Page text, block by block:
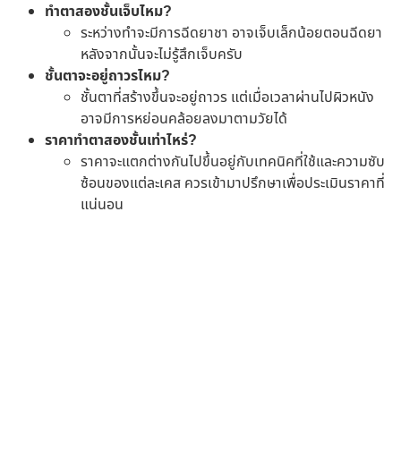
ทำตาสองชั้นเจ็บไหม?
ระหว่างทำจะมีการฉีดยาชา อาจเจ็บเล็กน้อยตอนฉีดยา
หลังจากนั้นจะไม่รู้สึกเจ็บครับ
ชั้นตาจะอยู่ถาวรไหม?
ชั้นตาที่สร้างขึ้นจะอยู่ถาวร แต่เมื่อเวลาผ่านไปผิวหนัง
อาจมีการหย่อนคล้อยลงมาตามวัยได้
ราคาทำตาสองชั้นเท่าไหร่?
ราคาจะแตกต่างกันไปขึ้นอยู่กับเทคนิคที่ใช้และความซับ
ซ้อนของแต่ละเคส ควรเข้ามาปรึกษาเพื่อประเมินราคาที่
แน่นอน